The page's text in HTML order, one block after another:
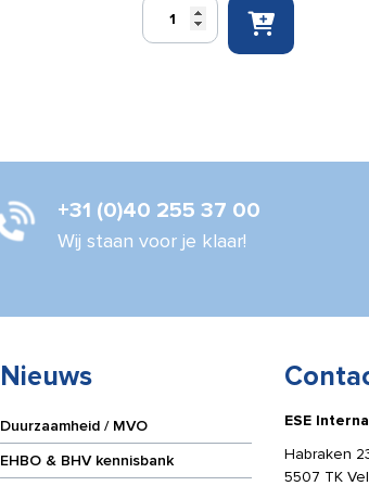
Defibtech
Lifeline
+31 (0)40 255 37 00
Wij staan voor je klaar!
Nieuws
Duurzaamheid / MVO
EHBO & BHV kennisbank
ESE
Habraken
5507 TK